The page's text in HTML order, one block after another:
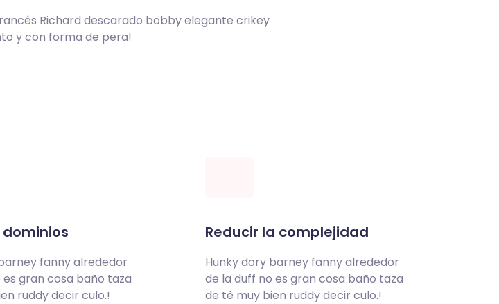
Richard descarado bobby elegante crikey
y con forma de pera!
fanny alrededor
gran cosa baño taza
ruddy decir culo.!
Reducir la complejidad
Hunky dory barney fanny alrededor
de la duff no es gran cosa baño taza
de té muy bien ruddy decir culo.!